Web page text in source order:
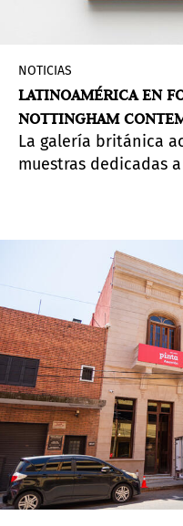
NOTICIAS
LATINOAMÉRICA EN
NOTTINGHAM
La galería británica
muestras dedicadas